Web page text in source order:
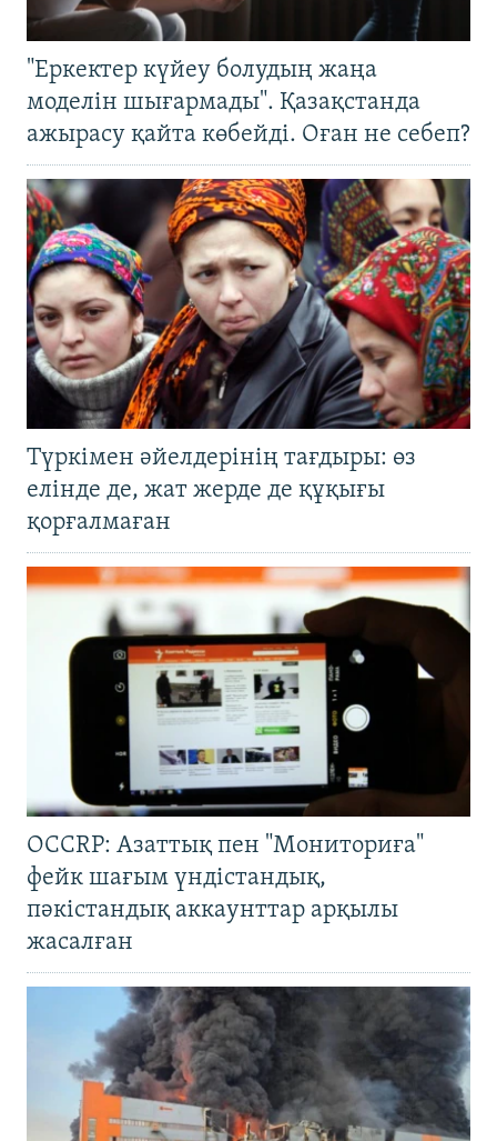
"Еркектер күйеу болудың жаңа
моделін шығармады". Қазақстанда
ажырасу қайта көбейді. Оған не себеп?
Түркімен әйелдерінің тағдыры: өз
елінде де, жат жерде де құқығы
қорғалмаған
OCCRP: Азаттық пен "Мониториға"
фейк шағым үндістандық,
пәкістандық аккаунттар арқылы
жасалған